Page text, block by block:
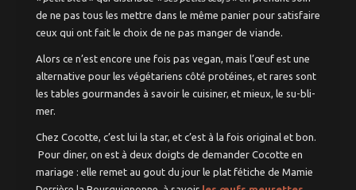
de ne pas tous les mettre dans le même panier pour satisfaire
ceux qui ont fait le choix de ne pas manger de viande.
Alors ce n’est encore une fois pas vegan, mais l’œuf est une
alternative pour les végétariens côté protéines, et rares sont
les tables gourmandes à savoir le cuisiner, et mieux, le su-bli-
mer.
Chez Cocotte, c’est lui la star, et c’est à la fois original et bon.
Pour diner, on est à deux doigts de demander Cocotte en
mariage : elle remet au gout du jour le plat fétiche de Mamie